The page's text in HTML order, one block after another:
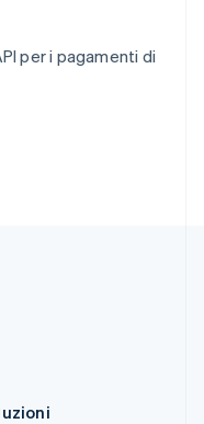
per i pagamenti di